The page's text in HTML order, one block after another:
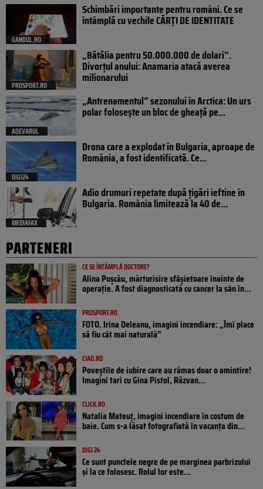
GANDUL.RO
Schimbări importante pentru români. Ce se
întâmplă cu vechile CĂRȚI DE IDENTITATE
PROSPORT.RO
„Bătălia pentru 50.000.000 de dolari”.
Divorțul anului: Anamaria atacă averea
milionarului
ADEVARUL
„Antrenamentul” sezonului în Arctica: Un urs
polar folosește un bloc de gheață pe...
DIGI24
Drona care a explodat în Bulgaria, aproape de
România, a fost identificată. Ce...
MEDIAFAX
Adio drumuri repetate după țigări ieftine în
Bulgaria. România limitează la 40 de...
PARTENERI
CE SE ÎNTÂMPLĂ DOCTORE?
Alina Pușcău, mărturisire sfâșietoare înainte de
operație. A fost diagnosticată cu cancer la sân în...
PROSPORT.RO
FOTO. Irina Deleanu, imagini incendiare: „Îmi place
să fiu cât mai naturală”
CIAO.RO
Poveştile de iubire care au rămas doar o amintire!
Imagini tari cu Gina Pistol, Răzvan...
CLICK.RO
Natalia Mateuț, imagini incendiare în costum de
baie. Cum s-a lăsat fotografiată în vacanța din...
DIGI 24
Ce sunt punctele negre de pe marginea parbrizului
și la ce folosesc. Rolul lor este...